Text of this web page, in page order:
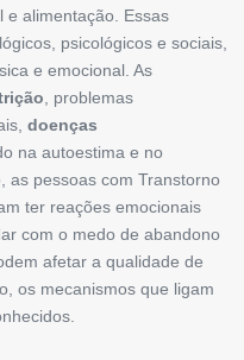
e alimentação. Essas
psicológicos e sociais,
e emocional. As
, problemas
doenças
na autoestima e no
as pessoas com Transtorno
ter reações emocionais
com o medo de abandono
afetar a qualidade de
os mecanismos que ­ligam